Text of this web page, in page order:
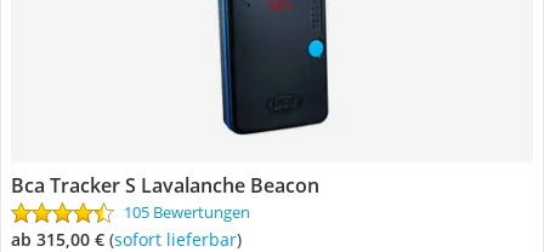
Bca Tracker S Lavalanche Beacon
105 Bewertungen
ab 315,00 € ( Sofort lieferbar)